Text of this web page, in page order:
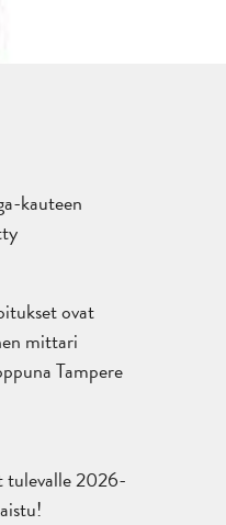
kauteen
ovat
mittari
Tampere
tulevalle 2026-